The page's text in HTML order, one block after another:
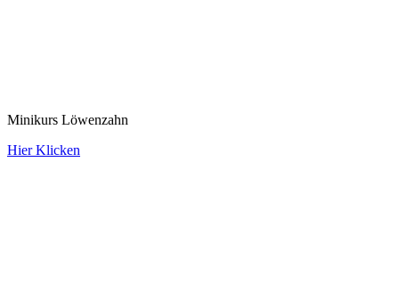
Minikurs Löwenzahn
Hier Klicken